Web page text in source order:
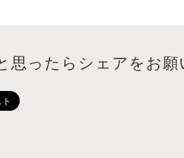
思ったらシェアをお